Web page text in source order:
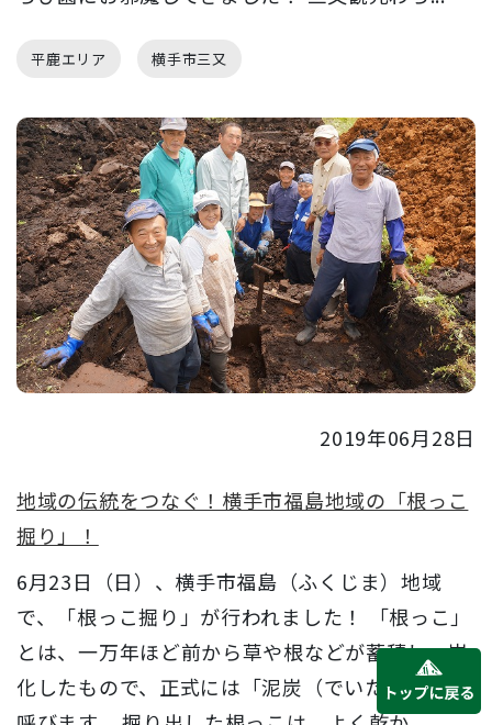
平鹿エリア 横手市三又
2019年06月28日
地域の伝統をつなぐ！横手市福島地域の「根っこ
掘り」！
6月23日（日）、横手市福島（ふくじま）地域
で、「根っこ掘り」が行われました！ 「根っこ」
とは、一万年ほど前から草や根などが蓄積し、炭
化したもので、正式には「泥炭（でいたん）」と